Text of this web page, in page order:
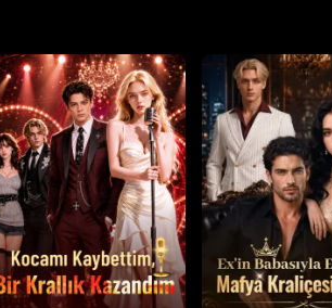
34.bölüm 35.bölüm
37.bölüm 38.bölüm